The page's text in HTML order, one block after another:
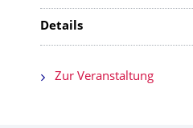
Details
Zur Veranstaltung